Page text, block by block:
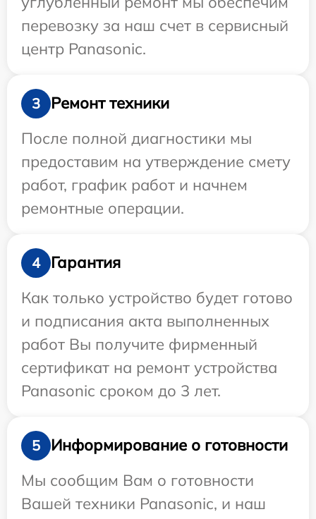
перевозку за наш счет в сервисный
центр Panasonic.
3
Ремонт техники
После полной диагностики мы
предоставим на утверждение смету
работ, график работ и начнем
ремонтные операции.
4
Гарантия
Как только устройство будет готово
и подписания акта выполненных
работ Вы получите фирменный
сертификат на ремонт устройства
Panasonic сроком до 3 лет.
5
Информирование о готовности
Мы сообщим Вам о готовности
Вашей техники Panasonic, и наш